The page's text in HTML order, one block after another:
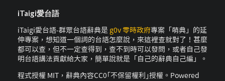
iTaigi愛台語
iTaigi愛台語-群眾台語辭典是 g0v 零時政府專案「萌典」的延
伸專案，想知道一個詞的台語怎麼說，來這裡查就對了！甚麼
都可以查，但不一定查得到，查不到時可以發問，或者自己發
明台語講法貢獻給大家，簡單說就是「自己的辭典自己編」。
程式授權 MIT，辭典內容CC0｢不保留權利｣授權。Powered